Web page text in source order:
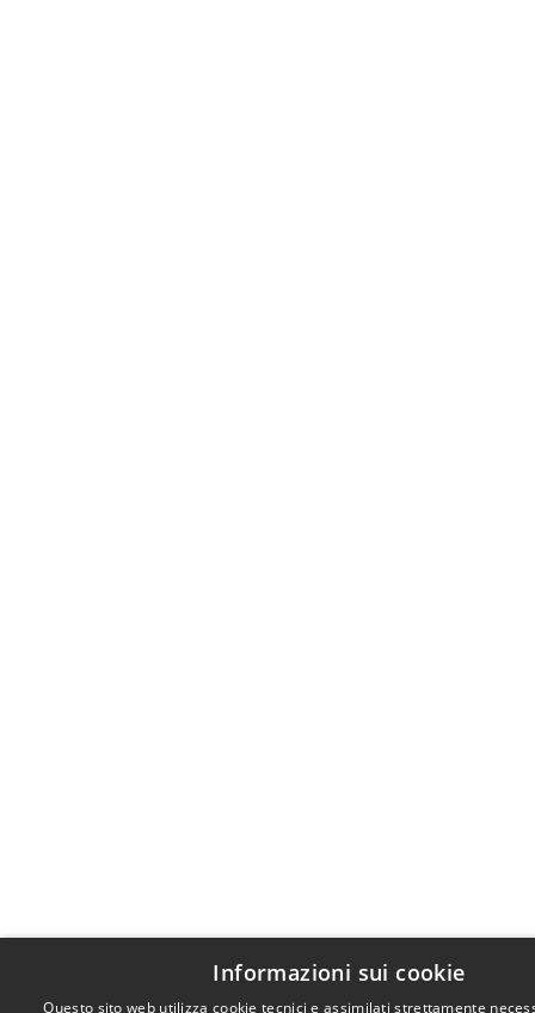
Informazioni sui cookie
Questo sito web utilizza cookie tecnici e assimilati strettamente